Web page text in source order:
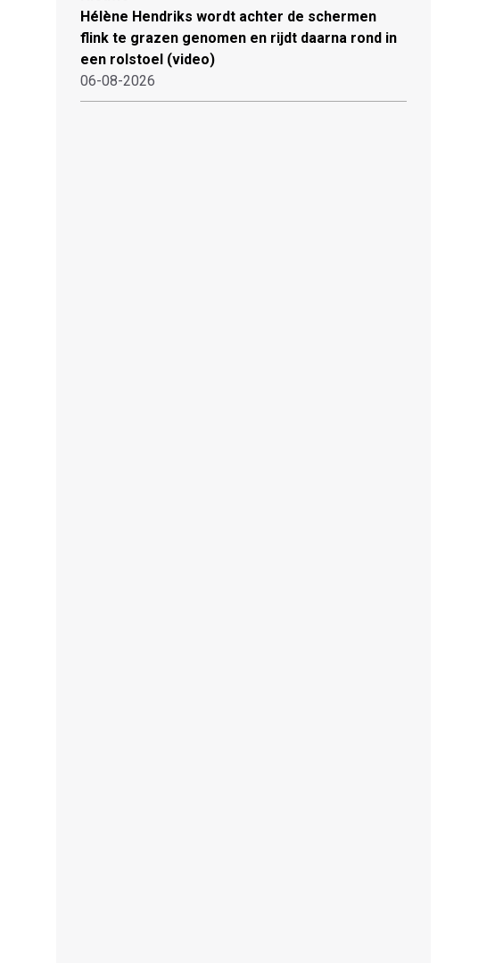
Hélène Hendriks wordt achter de schermen
flink te grazen genomen en rijdt daarna rond in
een rolstoel (video)
06-08-2026